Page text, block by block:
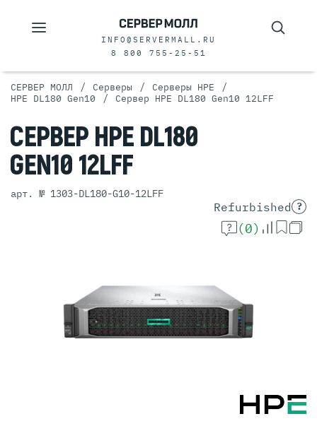
INFO@SERVERMALL.RU
8 800 755-25-51
СЕРВЕР МОЛЛ / Серверы / Серверы HPE /
HPE DL180 Gen10 / Сервер HPE DL180 Gen10 12LFF
СЕРВЕР HPE DL180
GEN10 12LFF
арт. № 1303-DL180-G10-12LFF
Refurbished ?
(0)